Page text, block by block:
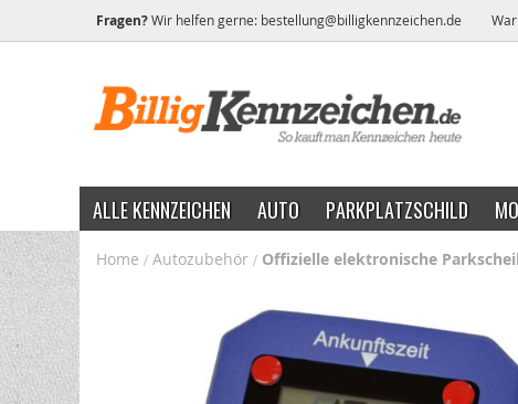
Fragen?Wir helfen gerne: bestellung@billigkennzeichen.de
ALLE KENNZEICHEN AUTO PARKPLATZSCHILD
Home Autozubehör Offizielle elektronische